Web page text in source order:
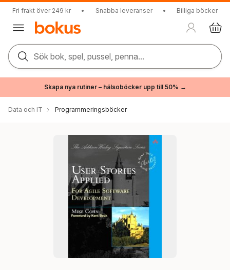
Fri frakt över 249 kr • Snabba leveranser • Billiga böcker
Sök bok, spel, pussel, penna...
Skapa nya rutiner – hälsoböcker upp till 50% →
Data och IT Programmeringsböcker